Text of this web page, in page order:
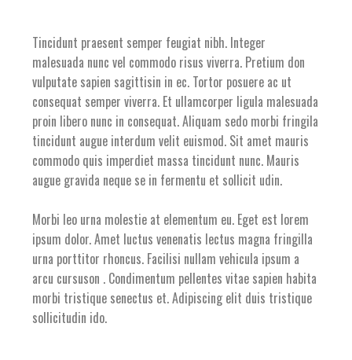
Tincidunt praesent semper feugiat nibh. Integer
malesuada nunc vel commodo risus viverra. Pretium don
vulputate sapien sagittisin in ec. Tortor posuere ac ut
consequat semper viverra. Et ullamcorper ligula malesuada
proin libero nunc in consequat. Aliquam sedo morbi fringila
tincidunt augue interdum velit euismod. Sit amet mauris
commodo quis imperdiet massa tincidunt nunc. Mauris
augue gravida neque se in fermentu et sollicit udin.
Morbi leo urna molestie at elementum eu. Eget est lorem
ipsum dolor. Amet luctus venenatis lectus magna fringilla
urna porttitor rhoncus. Facilisi nullam vehicula ipsum a
arcu cursuson . Condimentum pellentes vitae sapien habita
morbi tristique senectus et. Adipiscing elit duis tristique
sollicitudin ido.